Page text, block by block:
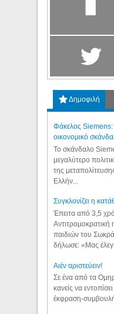
Δημοφιλή
Φάκελος Siemens:
οικονομικό
Το σκάνδαλο
μεγαλύτερο
της
Ελλήν...
Συγκλονίζει η
Έπειτα από 3,5
Αντιτρομοκρατική
παιδιών του
δήλωσε: «Μας
Aιέν αριστεύειν!
Σε ένα από τα
κανείς να
έκφραση-συμβουλή